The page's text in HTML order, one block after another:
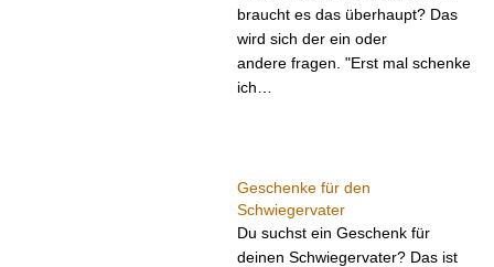
braucht es das überhaupt? Das
wird sich der ein oder
andere fragen. "Erst mal schenke
ich…
Geschenke für den
Schwiegervater
Du suchst ein Geschenk für
deinen Schwiegervater? Das ist